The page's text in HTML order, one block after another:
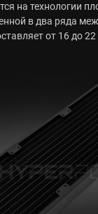
на технологии
в два ряда
от 16 до